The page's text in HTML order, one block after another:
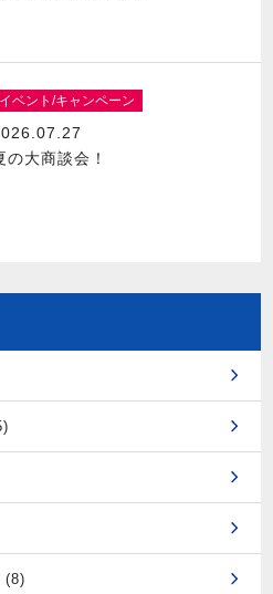
イベント/キャンペーン
の大商談会！
(8)